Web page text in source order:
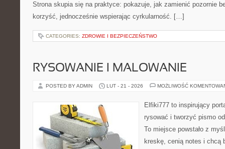
Strona skupia się na praktyce: pokazuje, jak zamienić pozornie
korzyść, jednocześnie wspierając cyrkularność. […]
CATEGORIES: ZDROWIE I BEZPIECZEŃSTWO
RYSOWANIE I MALOWANIE
POSTED BY ADMIN LUT - 21 - 2026 MOŻLIWOŚĆ
Elfiki777 to inspirujący
rysować i tworzyć pismo
To miejsce powstało z
kreskę, cenią notes i chcą